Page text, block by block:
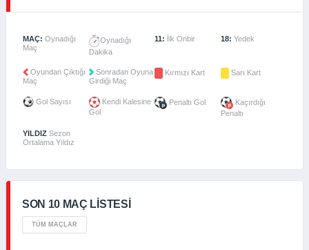
MAÇ: Oynadığı
Maç
Oynadığı
Dakika
11: İlk Onbir 18: Yedek
Oyundan Çıktığı
Maç
Sonradan Oyuna
Girdiği Maç
Kırmızı Kart Sarı Kart
Gol Sayısı
Kendi Kalesine
Gol
Penaltı Gol
Kaçırdığı
Penaltı
YILDIZ Sezon
Ortalama Yıldız
SON 10 MAÇ LISTESI
TÜM MAÇLAR